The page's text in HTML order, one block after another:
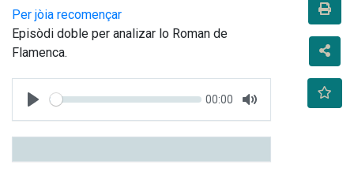
Per jòia recomençar
Episòdi doble per analizar lo Roman de
Flamenca.
Seek
Current
00:00
Mute